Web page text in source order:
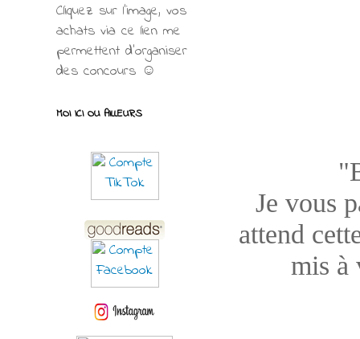
Je vous
attend
mis à
Cliquez sur l'image, vos
achats via ce lien me
permettent d’organiser
des concours ☺
MOI ICI OU AILLEURS